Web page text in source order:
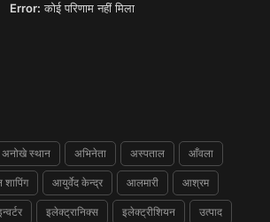
Error: कोई परिणाम नहीं मिला
अनोखे स्थान अभिनेता अस्पताल आँवला
आयुर्वेद केन्द्र आलमारी आश्रम
इलेक्ट्रानिक्स इलेक्ट्रीशियन उत्पाद